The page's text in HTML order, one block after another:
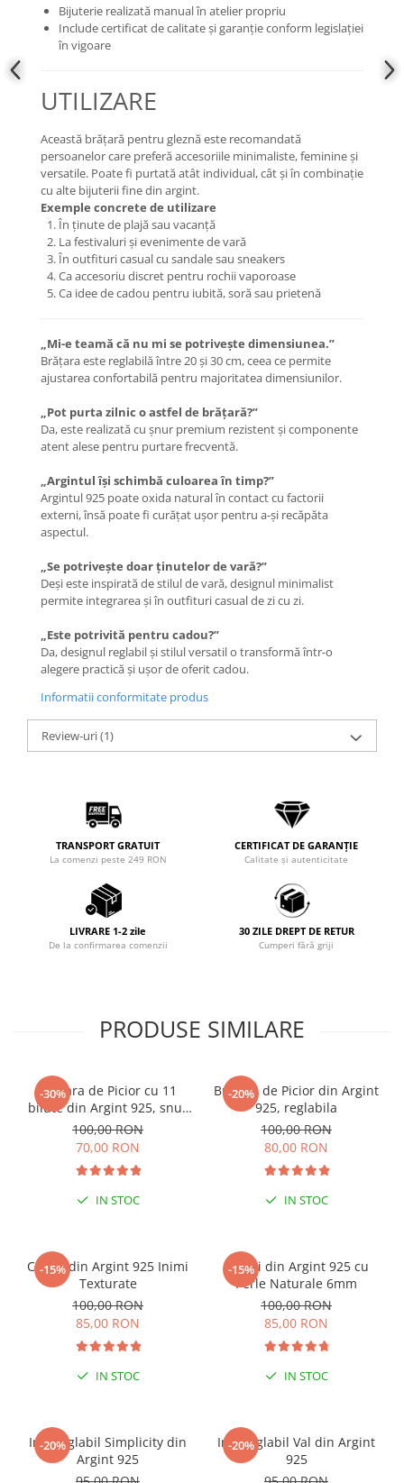
Bijuterie realizată manual în atelier propriu
Include certificat de calitate și garanție conform legislației
în vigoare
UTILIZARE
Această brățară pentru gleznă este recomandată
persoanelor care preferă accesoriile minimaliste, feminine și
versatile. Poate fi purtată atât individual, cât și în combinație
cu alte bijuterii fine din argint.
Exemple concrete de utilizare
În ținute de plajă sau vacanță
La festivaluri și evenimente de vară
În outfituri casual cu sandale sau sneakers
Ca accesoriu discret pentru rochii vaporoase
Ca idee de cadou pentru iubită, soră sau prietenă
„Mi-e teamă că nu mi se potrivește dimensiunea.”
Brățara este reglabilă între 20 și 30 cm, ceea ce permite
ajustarea confortabilă pentru majoritatea dimensiunilor.
„Pot purta zilnic o astfel de brățară?”
Da, este realizată cu șnur premium rezistent și componente
atent alese pentru purtare frecventă.
„Argintul își schimbă culoarea în timp?”
Argintul 925 poate oxida natural în contact cu factorii
externi, însă poate fi curățat ușor pentru a-și recăpăta
aspectul.
„Se potrivește doar ținutelor de vară?”
Deși este inspirată de stilul de vară, designul minimalist
permite integrarea și în outfituri casual de zi cu zi.
„Este potrivită pentru cadou?”
Da, designul reglabil și stilul versatil o transformă într-o
alegere practică și ușor de oferit cadou.
Informatii conformitate produs
Review-uri(1)
TRANSPORT GRATUIT
La comenzi peste 249 RON
CERTIFICAT DE GARANȚIE
Calitate și autenticitate
LIVRARE 1-2 zile
De la confirmarea comenzii
30 ZILE DREPT DE RETUR
Cumperi fără griji
PRODUSE SIMILARE
-30%
Bratara de Picior cu 11
bilute din Argint 925, snur
reglabil
100,00 RON
70,00 RON
IN STOC
-20%
Bratara de Picior din Argint
925, reglabila
100,00 RON
80,00 RON
IN STOC
-15%
Cercei din Argint 925 Inimi
Texturate
100,00 RON
85,00 RON
IN STOC
-15%
Cercei din Argint 925 cu
Perle Naturale 6mm
100,00 RON
85,00 RON
IN STOC
-20%
Inel reglabil Simplicity din
Argint 925
-20%
Inel reglabil Val din Argint
925